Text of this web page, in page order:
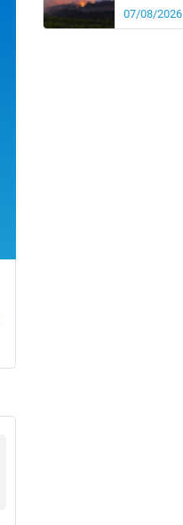
07/08/2026